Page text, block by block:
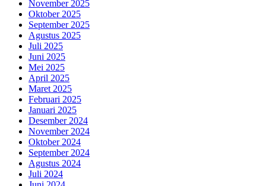
November 2025
Oktober 2025
September 2025
Agustus 2025
Juli 2025
Juni 2025
Mei 2025
April 2025
Maret 2025
Februari 2025
Januari 2025
Desember 2024
November 2024
Oktober 2024
September 2024
Agustus 2024
Juli 2024